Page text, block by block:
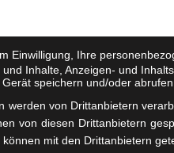
Einwilligung, Ihre
Inhalte, Anzeigen- und
speichern und/oder abrufen
werden von Drittanbietern
von diesen Drittanbietern
mit den Drittanbietern